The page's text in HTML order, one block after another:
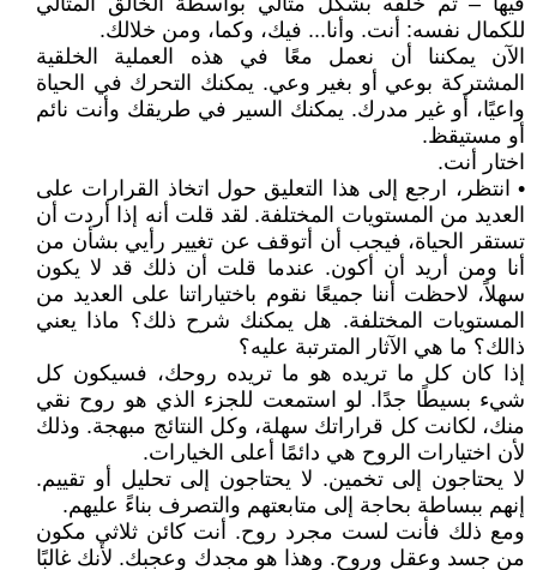
للكمال نفسه: أنت. وأنا... فيك، وكما، ومن خلالك.
الآن يمكننا أن نعمل معًا في هذه العملية الخلقية
المشتركة بوعي أو بغير وعي. يمكنك التحرك في الحياة
واعيًا، أو غير مدرك. يمكنك السير في طريقك وأنت نائم
أو مستيقظ.
اختار أنت.
• انتظر، ارجع إلى هذا التعليق حول اتخاذ القرارات على
العديد من المستويات المختلفة. لقد قلت أنه إذا أردت أن
تستقر الحياة، فيجب أن أتوقف عن تغيير رأيي بشأن من
أنا ومن أريد أن أكون. عندما قلت أن ذلك قد لا يكون
سهلاً، لاحظت أننا جميعًا نقوم باختياراتنا على العديد من
المستويات المختلفة. هل يمكنك شرح ذلك؟ ماذا يعني
ذالك؟ ما هي الآثار المترتبة عليه؟
إذا كان كل ما تريده هو ما تريده روحك، فسيكون كل
شيء بسيطًا جدًا. لو استمعت للجزء الذي هو روح نقي
منك، لكانت كل قراراتك سهلة، وكل النتائج مبهجة. وذلك
لأن اختيارات الروح هي دائمًا أعلى الخيارات.
لا يحتاجون إلى تخمين. لا يحتاجون إلى تحليل أو تقييم.
إنهم ببساطة بحاجة إلى متابعتهم والتصرف بناءً عليهم.
ومع ذلك فأنت لست مجرد روح. أنت كائن ثلاثي مكون
من جسد وعقل وروح. وهذا هو مجدك وعجبك. لأنك غالبًا